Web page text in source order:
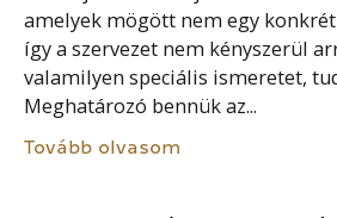
amelyek mögött nem egy
így a szervezet nem kényszerül
valamilyen speciális ismeretet,
Meghatározó bennük az...
Tovább olvasom